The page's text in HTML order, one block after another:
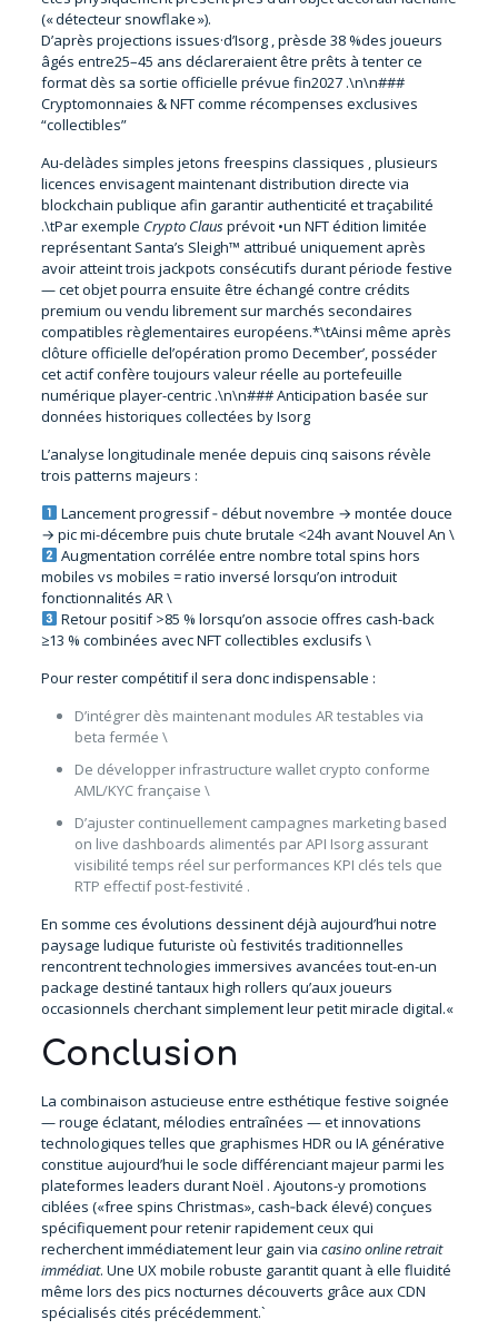
(« détecteur snowflake »).
D’après projections issues·d’Isorg , prèsde 38 %des joueurs
âgés entre25–45 ans déclareraient être prêts à tenter ce
format dès sa sortie officielle prévue fin2027 .\n\n###
Cryptomonnaies & NFT comme récompenses exclusives
“collectibles”
Au-delàdes simples jetons freespins classiques , plusieurs
licences envisagent maintenant distribution directe via
blockchain publique afin garantir authenticité et traçabilité
.\tPar exemple Crypto Clausprévoit •un NFT édition limitée
représentant Santa’s Sleigh™ attribué uniquement après
avoir atteint trois jackpots consécutifs durant période festive
— cet objet pourra ensuite être échangé contre crédits
premium ou vendu librement sur marchés secondaires
compatibles règlementaires européens.*\tAinsi même après
clôture officielle del’opération promo December’, posséder
cet actif confère toujours valeur réelle au portefeuille
numérique player-centric .\n\n### Anticipation basée sur
données historiques collectées by Isorg
L’analyse longitudinale menée depuis cinq saisons révèle
trois patterns majeurs :
Lancement progressif ‑ début novembre → montée douce
→ pic mi-décembre puis chute brutale <24h avant Nouvel An \
Augmentation corrélée entre nombre total spins hors
mobiles vs mobiles = ratio inversé lorsqu’on introduit
fonctionnalités AR \
Retour positif >85 % lorsqu’on associe offres cash-back
≥13 % combinées avec NFT collectibles exclusifs \
Pour rester compétitif il sera donc indispensable :
D’intégrer dès maintenant modules AR testables via
beta fermée \
De développer infrastructure wallet crypto conforme
AML/KYC française \
D’ajuster continuellement campagnes marketing based
on live dashboards alimentés par API Isorg assurant
visibilité temps réel sur performances KPI clés tels que
RTP effectif post-festivité .
En somme ces évolutions dessinent déjà aujourd’hui notre
paysage ludique futuriste où festivités traditionnelles
rencontrent technologies immersives avancées tout-en-un
package destiné tantaux high rollers qu’aux joueurs
occasionnels cherchant simplement leur petit miracle digital.«
Conclusion
La combinaison astucieuse entre esthétique festive soignée
— rouge éclatant, mélodies entraînées — et innovations
technologiques telles que graphismes HDR ou IA générative
constitue aujourd’hui le socle différenciant majeur parmi les
plateformes leaders durant Noël . Ajoutons-y promotions
ciblées («​free spins Christmas​», cash‑back élevé) conçues
spécifiquement pour retenir rapidement ceux qui
recherchent immédiatement leur gain via casino online retrait
immédiat. Une UX mobile robuste garantit quant à elle fluidité
même lors des pics nocturnes découverts grâce aux CDN
spécialisés cités précédemment.`